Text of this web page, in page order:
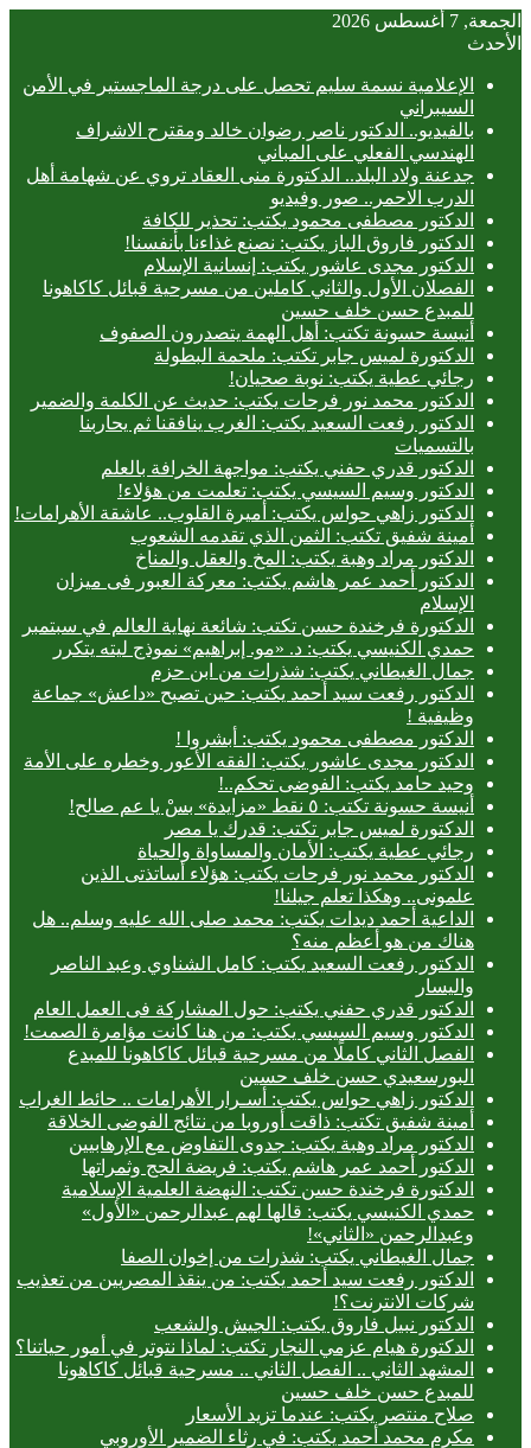
الجمعة, 7 أغسطس 2026
الأحدث
الإعلامية نسمة سليم تحصل على درجة الماجستير في الأمن
السيبراني
بالفيديو.. ‎الدكتور ناصر رضوان خالد ومقترح الاشراف
الهندسي الفعلي على المباني
جدعنة ولاد البلد.. الدكتورة منى العقاد تروي عن شهامة أهل
الدرب الاحمر.. صور وفيديو
الدكتور مصطفى محمود يكتب: تحذير للكافة
الدكتور فاروق الباز يكتب: نصنع غذاءنا بأنفسنا!
الدكتور مجدى عاشور يكتب: إنسانية الإسلام
الفصلان الأول والثاني كاملين من مسرحية قبائل كاكاهونا
للمبدع حسن خلف حسين
أنيسة حسونة تكتب: أهل الهمة يتصدرون الصفوف
الدكتورة لميس جابر تكتب: ملحمة البطولة
رجائي عطية يكتب: نوبة صحيان!
الدكتور محمد نور فرحات يكتب: حديث عن الكلمة والضمير
الدكتور رفعت السعيد يكتب: الغرب ينافقنا ثم يحاربنا
بالتسميات
الدكتور قدري حفني يكتب: مواجهة الخرافة بالعلم
الدكتور وسيم السيسي يكتب: تعلمت من هؤلاء!
الدكتور زاهي حواس يكتب: أميرة القلوب.. عاشقة الأهرامات!
أمينة شفيق تكتب: الثمن الذي تقدمه الشعوب
الدكتور مراد وهبة يكتب: المخ والعقل والمناخ
الدكتور أحمد عمر هاشم يكتب: معركة العبور فى ميزان
الإسلام
الدكتورة فرخندة حسن تكتب: شائعة نهاية العالم في سبتمبر
حمدي الكنيسي يكتب: د. «مو. إبراهيم» نموذج ليته يتكرر
جمال الغيطاني يكتب: شذرات من ابن حزم
الدكتور رفعت سيد أحمد يكتب: حين تصبح «داعش» جماعة
وظيفية !
الدكتور مصطفى محمود يكتب: أبشروا !
الدكتور مجدى عاشور يكتب: الفقه الأعور وخطره على الأمة
وحيد حامد يكتب: الفوضى تحكم..!
أنيسة حسونة تكتب: ٥ نقط «مزايدة» بسْ يا عم صالح!
الدكتورة لميس جابر تكتب: قدرك يا مصر
رجائي عطية يكتب: الأمان والمساواة والحياة
الدكتور محمد نور فرحات يكتب: هؤلاء أساتذتى الذين
علمونى.. وهكذا تعلم جيلنا!
الداعية أحمد ديدات يكتب: محمد صلى الله عليه وسلم.. هل
هناك من هو أعظم منه؟
الدكتور رفعت السعيد يكتب: كامل الشناوي وعبد الناصر
واليسار
الدكتور قدري حفني يكتب: حول المشاركة فى العمل العام
الدكتور وسيم السيسي يكتب: من هنا كانت مؤامرة الصمت!
الفصل الثاني كاملًا من مسرحية قبائل كاكاهونا للمبدع
البورسعيدي حسن خلف حسين
الدكتور زاهي حواس يكتب: أسـرار الأهرامات .. حائط الغراب
أمينة شفيق تكتب: ذاقت أوروبا من نتائج الفوضى الخلاقة
الدكتور مراد وهبة يكتب: جدوى التفاوض مع الإرهابيين
الدكتور أحمد عمر هاشم يكتب: فريضة الحج وثمراتها
الدكتورة فرخندة حسن تكتب: النهضة العلمية الإسلامية
حمدي الكنيسي يكتب: قالها لهم عبدالرحمن «الأول»
وعبدالرحمن «الثاني»!
جمال الغيطاني يكتب: شذرات من إخوان الصفا
الدكتور رفعت سيد أحمد يكتب: من ينقذ المصريين من تعذيب
شركات الانترنت؟!
الدكتور نبيل فاروق يكتب: الجيش والشعب
الدكتورة هيام عزمي النجار تكتب: لماذا نتوتر في أمور حياتنا؟
المشهد الثاني .. الفصل الثاني .. مسرحية قبائل كاكاهونا
للمبدع حسن خلف حسين
صلاح منتصر يكتب: عندما تزيد الأسعار
مكرم محمد أحمد يكتب: في رثاء الضمير الأوروبي